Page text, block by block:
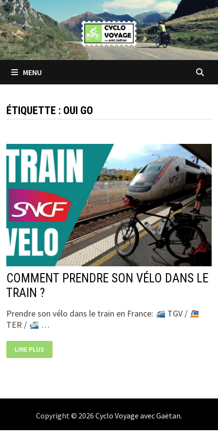
Passer
au
contenu
MENU
ÉTIQUETTE : OUI GO
COMMENT PRENDRE SON VÉLO DANS LE
TRAIN ?
Prendre son vélo dans le train en France:
TGV /
TER /
…
COMMENT
PRENDRE
SON
LIRE PLUS
Copyright © 2026 Cyclo Voyage avec Gaëtan.